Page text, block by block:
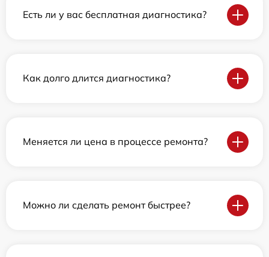
Есть ли у вас бесплатная диагностика?
Как долго длится диагностика?
Меняется ли цена в процессе ремонта?
Можно ли сделать ремонт быстрее?